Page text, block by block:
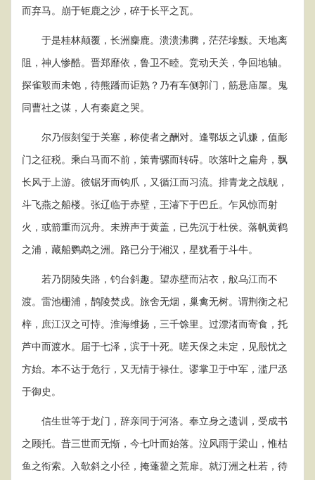
而弃马。崩于钜鹿之沙，碎于长平之瓦。
于是桂林颠覆，长洲麋鹿。溃溃沸腾，茫茫墋黩。天地离
阻，神人惨酷。晋郑靡依，鲁卫不睦。竞动天关，争回地轴。
探雀鷇而未饱，待熊蹯而讵熟？乃有车侧郭门，筋悬庙屋。鬼
同曹社之谋，人有秦庭之哭。
尔乃假刻玺于关塞，称使者之酬对。逢鄂坂之讥嫌，值耏
门之征税。乘白马而不前，策青骡而转碍。吹落叶之扁舟，飘
长风于上游。彼锯牙而钩爪，又循江而习流。排青龙之战舰，
斗飞燕之船楼。张辽临于赤壁，王濬下于巴丘。乍风惊而射
火，或箭重而沉舟。未辨声于黄盖，已先沉于杜侯。落帆黄鹤
之浦，藏船鹦鹉之洲。路已分于湘汉，星犹看于斗牛。
若乃阴陵失路，钓台斜趣。望赤壁而沾衣，舣乌江而不
渡。雷池栅浦，鹊陵焚戍。旅舍无烟，巢禽无树。谓荆衡之杞
梓，庶江汉之可恃。淮海维扬，三千馀里。过漂渚而寄食，托
芦中而渡水。届于七泽，滨于十死。嗟天保之未定，见殷忧之
方始。本不达于危行，又无情于禄仕。谬掌卫于中军，滥尸丞
于御史。
信生世等于龙门，辞亲同于河洛。奉立身之遗训，受成书
之顾托。昔三世而无惭，今七叶而始落。泣风雨于梁山，惟枯
鱼之衔索。入欹斜之小径，掩蓬藋之荒扉。就汀洲之杜若，待